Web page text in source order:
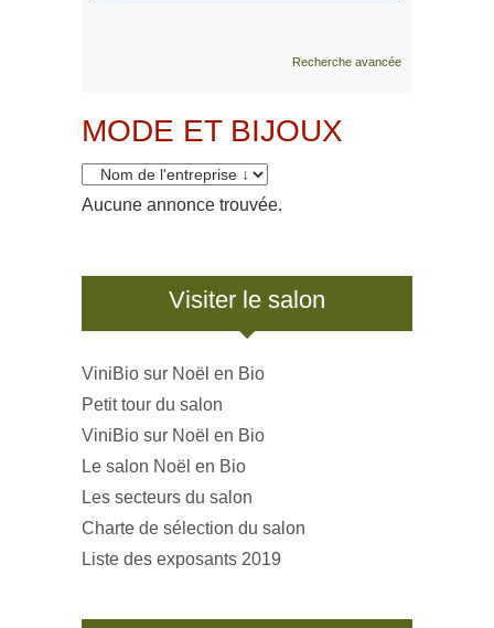
Recherche avancée
MODE ET BIJOUX
Aucune annonce trouvée.
Visiter le salon
ViniBio sur Noël en Bio
Petit tour du salon
ViniBio sur Noël en Bio
Le salon Noël en Bio
Les secteurs du salon
Charte de sélection du salon
Liste des exposants 2019